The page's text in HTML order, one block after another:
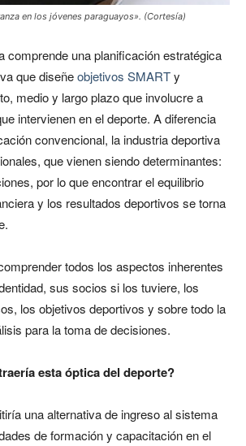
en los jóvenes paraguayos». (Cortesía)
comprende una planificación estratégica
que diseñeobjetivos SMARTy
medio y largo plazo que involucre a
intervienen en el deporte. A diferencia
convencional, la industria deportiva
que vienen siendo determinantes:
por lo que encontrar el equilibrio
y los resultados deportivos se torna
todos los aspectos inherentes
sus socios si los tuviere, los
los objetivos deportivos y sobre todo la
para la toma de decisiones.
esta óptica del deporte?
una alternativa de ingreso al sistema
de formación y capacitación en el